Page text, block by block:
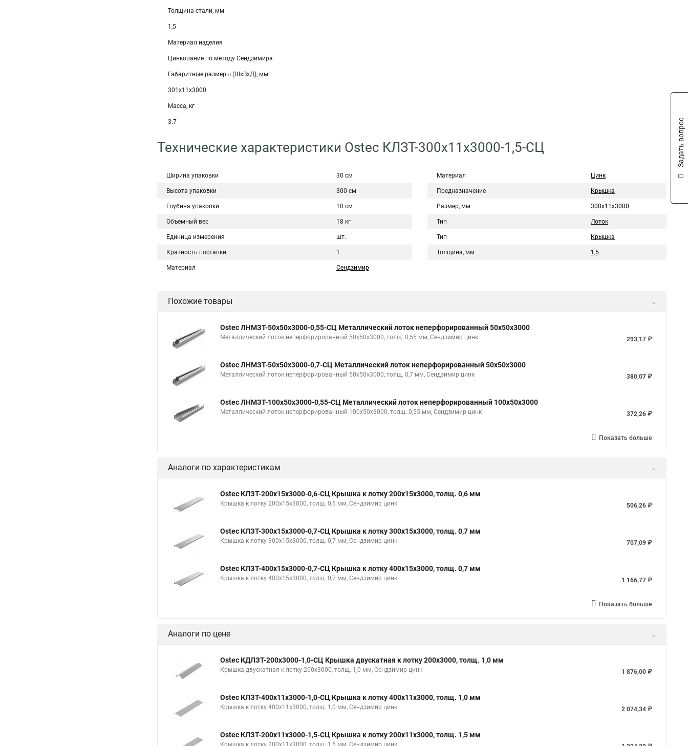
Толщина стали, мм
1,5
Материал изделия
Цинкование по методу Сендзимира
Габаритные размеры (ШхВхД), мм
301х11х3000
Масса, кг
3.7
Технические характеристики Ostec КЛЗТ-300х11х3000-1,5-СЦ
Ширина упаковки 30 см
Высота упаковки 300 см
Глубина упаковки 10 см
Объемный вес 18 кг
Единица измерения шт.
Кратность поставки 1
Материал Сендзимир
Материал Цинк
Предназначение Крышка
Размер, мм 300х11х3000
Тип Лоток
Тип Крышка
Толщина, мм 1,5
Похожие товары
Ostec ЛНМЗТ-50х50х3000-0,55-СЦ Металлический лоток неперфорированный 50х50х3000
Металлический лоток неперфорированный 50х50х3000, толщ. 0,55 мм, Сендзимир цинк 293,17 ₽
Ostec ЛНМЗТ-50х50х3000-0,7-СЦ Металлический лоток неперфорированный 50х50х3000
Металлический лоток неперфорированный 50х50х3000, толщ. 0,7 мм, Сендзимир цинк 380,07 ₽
Ostec ЛНМЗТ-100х50х3000-0,55-СЦ Металлический лоток неперфорированный 100х50х3000
Металлический лоток неперфорированный 100х50х3000, толщ. 0,55 мм, Сендзимир цинк 372,26 ₽
Показать больше
Аналоги по характеристикам
Ostec КЛЗТ-200х15х3000-0,6-СЦ Крышка к лотку 200х15х3000, толщ. 0,6 мм
Крышка к лотку 200х15х3000, толщ. 0,6 мм, Сендзимир цинк 506,26 ₽
Ostec КЛЗТ-300х15х3000-0,7-СЦ Крышка к лотку 300х15х3000, толщ. 0,7 мм
Крышка к лотку 300х15х3000, толщ. 0,7 мм, Сендзимир цинк 707,09 ₽
Ostec КЛЗТ-400х15х3000-0,7-СЦ Крышка к лотку 400х15х3000, толщ. 0,7 мм
Крышка к лотку 400х15х3000, толщ. 0,7 мм, Сендзимир цинк 1 166,77 ₽
Показать больше
Аналоги по цене
Ostec КДЛЗТ-200х3000-1,0-СЦ Крышка двускатная к лотку 200х3000, толщ. 1,0 мм
Крышка двускатная к лотку 200х3000, толщ. 1,0 мм, Сендзимир цинк 1 876,00 ₽
Ostec КЛЗТ-400х11х3000-1,0-СЦ Крышка к лотку 400х11х3000, толщ. 1,0 мм
Крышка к лотку 400х11х3000, толщ. 1,0 мм, Сендзимир цинк 2 074,34 ₽
Ostec КЛЗТ-200х11х3000-1,5-СЦ Крышка к лотку 200х11х3000, толщ. 1,5 мм
Крышка к лотку 200х11х3000, толщ. 1,5 мм, Сендзимир цинк
Задать вопрос